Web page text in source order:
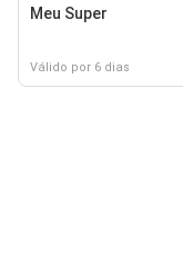
Meu Super
Válido por 6 dias